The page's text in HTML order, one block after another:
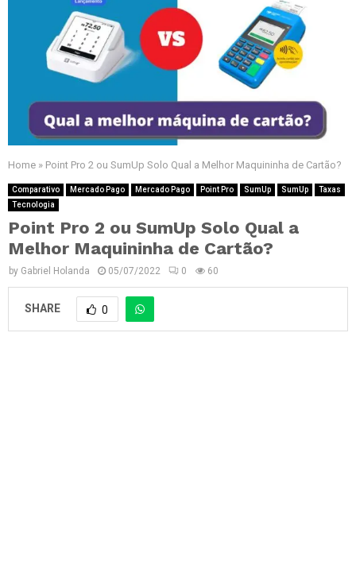
Home » Point Pro 2 ou SumUp Solo Qual a Melhor Maquininha de Cartão?
Comparativo Mercado Pago Mercado Pago Point Pro SumUp SumUp
Taxas
Tecnologia
Point Pro 2 ou SumUp Solo Qual a
Melhor Maquininha de Cartão?
by Gabriel Holanda 05/07/2022 0 60
SHARE 0